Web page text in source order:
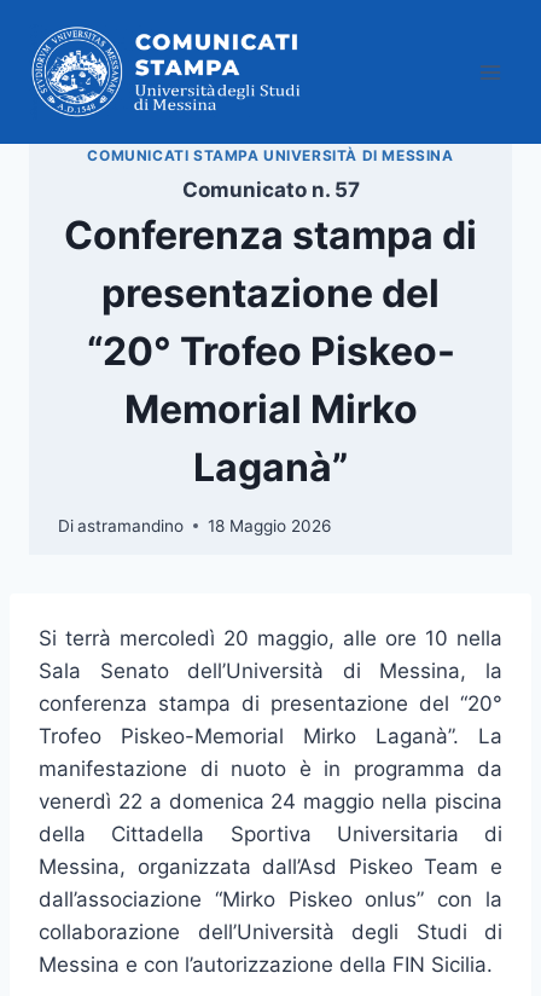
contenuto
COMUNICATI STAMPA UNIVERSITÀ DI MESSINA
Comunicato n. 57
Conferenza stampa di
presentazione del
“20° Trofeo Piskeo-
Memorial Mirko
Laganà”
Diastramandino 18 Maggio 2026
Si terrà mercoledì 20 maggio, alle ore 10 nella
Sala Senato dell’Università di Messina, la
conferenza stampa di presentazione del “20°
Trofeo Piskeo-Memorial Mirko Laganà”. La
manifestazione di nuoto è in programma da
venerdì 22 a domenica 24 maggio nella piscina
della Cittadella Sportiva Universitaria di
Messina, organizzata dall’Asd Piskeo Team e
dall’associazione “Mirko Piskeo onlus” con la
collaborazione dell’Università degli Studi di
Messina e con l’autorizzazione della FIN Sicilia.